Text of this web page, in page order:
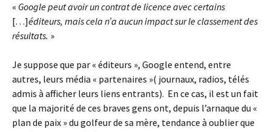
« Google peut avoir un contrat de licence avec certains
[…]éditeurs, mais cela n’a aucun impact sur le classement des
résultats. »
Je suppose que par « éditeurs », Google entend, entre
autres, leurs média « partenaires »( journaux, radios, télés
admis à afficher leurs liens entrants). En ce cas, il est un fait
que la majorité de ces braves gens ont, depuis l’arnaque du «
plan de paix » du golfeur de sa mère, tendance à oublier que